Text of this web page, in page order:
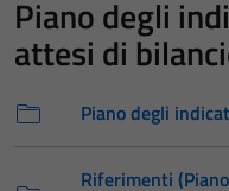
Piano degli
attesi di
Piano degli
Riferimenti